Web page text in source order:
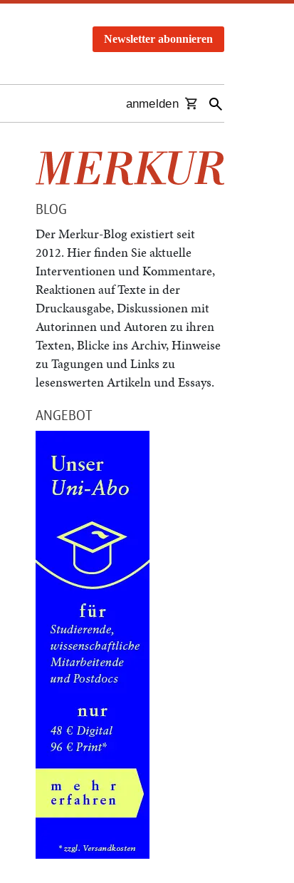
Newsletter abonnieren
anmelden
BLOG
Der Merkur-Blog existiert seit
2012. Hier finden Sie aktuelle
Interventionen und Kommentare,
Reaktionen auf Texte in der
Druckausgabe, Diskussionen mit
Autorinnen und Autoren zu ihren
Texten, Blicke ins Archiv, Hinweise
zu Tagungen und Links zu
lesenswerten Artikeln und Essays.
ANGEBOT